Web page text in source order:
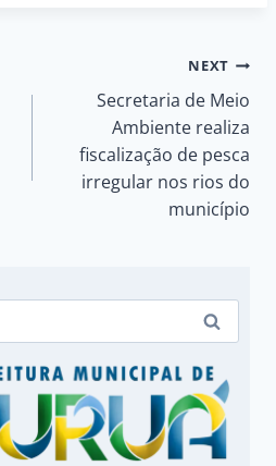
NEXT
Secretaria de Meio
Ambiente realiza
fiscalização de pesca
irregular nos rios do
município